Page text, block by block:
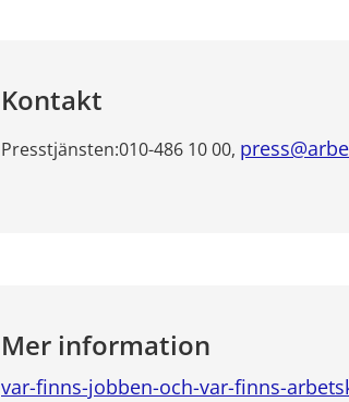
Kontakt
Presstjänsten:010-486 10 00,
Mer information
var-finns-jobben-och-var-finns-